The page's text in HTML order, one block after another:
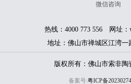
微信咨询
热线：4000 773 556 网址：
地址：佛山市禅城区江湾一
版权所有：佛山市索非陶
备案号:粤ICP备